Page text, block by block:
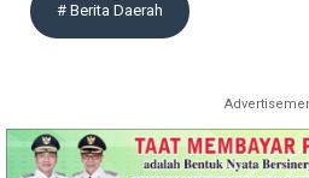
# Berita Daerah